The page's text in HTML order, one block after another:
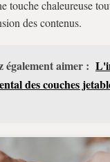
touche chaleureuse
des contenus.
également aimer :
des couches